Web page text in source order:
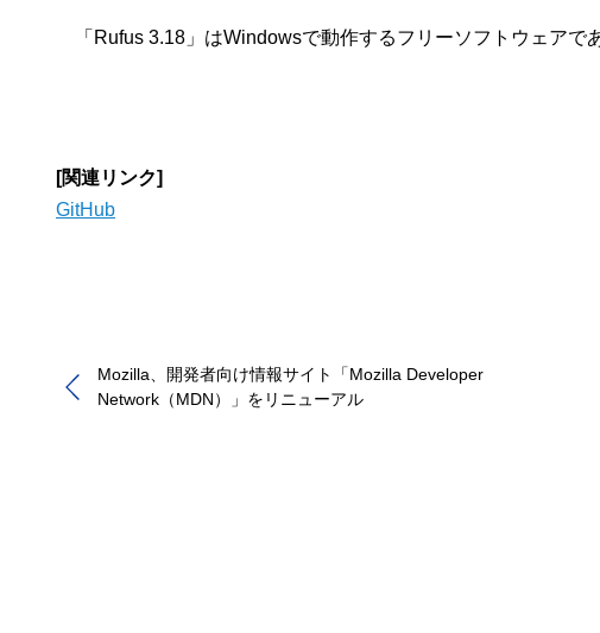
「Rufus 3.18」はWindowsで動作するフリーソフトウェアであ
[関連リンク]
GitHub
Mozilla、開発者向け情報サイト「Mozilla Developer
Network（MDN）」をリニューアル